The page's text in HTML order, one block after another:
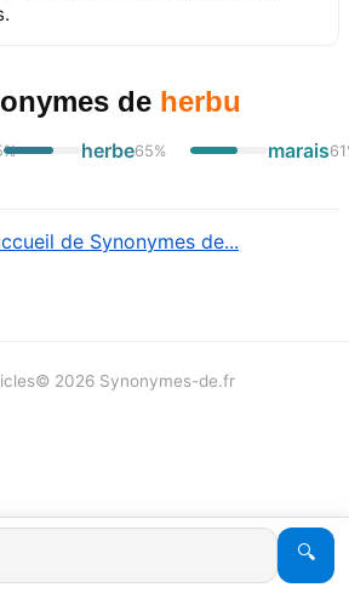
de herbu
% herbe65% marais61
de Synonymes de...
🔍
© 2026 Synonymes-de.fr